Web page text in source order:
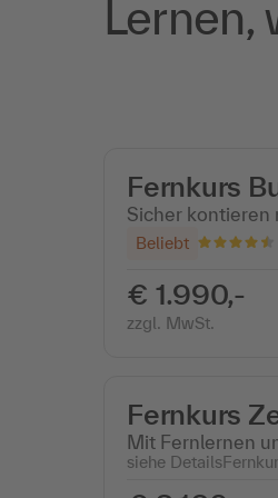
Fernkurs
Sicher kontieren
Beliebt
€ 1.990,-
zzgl. MwSt.
Fernkurs
Mit Fernlernen
siehe Details